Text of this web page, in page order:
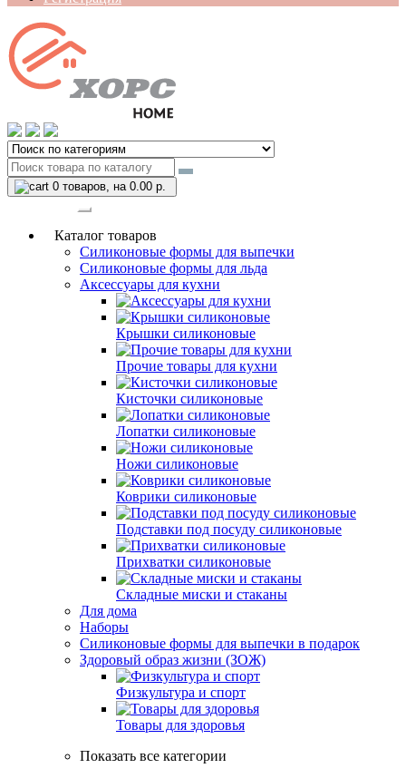
0 товаров, на 0.00 р.
Каталог товаров
Силиконовые формы для выпечки
Силиконовые формы для льда
Аксессуары для кухни
Крышки силиконовые
Прочие товары для кухни
Кисточки силиконовые
Лопатки силиконовые
Ножи силиконовые
Коврики силиконовые
Подставки под посуду силиконовые
Прихватки силиконовые
Складные миски и стаканы
Для дома
Наборы
Силиконовые формы для выпечки в подарок
Здоровый образ жизни (ЗОЖ)
Физкультура и спорт
Товары для здоровья
Показать все категории